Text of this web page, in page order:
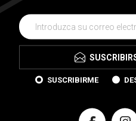
SUSCRIBIRME